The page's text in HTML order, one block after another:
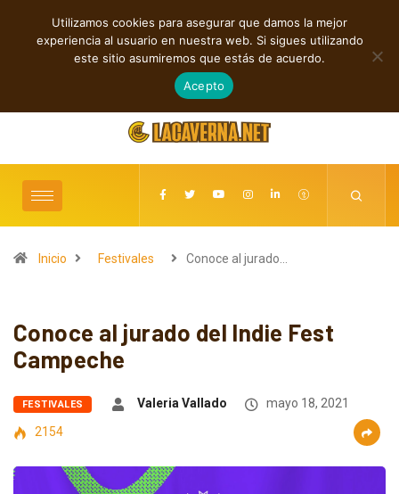
TENDENCIAS
Baldy Crawler cuestiona el odio y la guerra en
entre folk, rock y pop
agosto 8, 2026
Inicio Festivales Conoce al jurado…
Conoce al jurado del Indie Fest
Campeche
FESTIVALES Valeria Vallado
mayo 18, 2021
2154
Utilizamos cookies para asegurar que damos la mejor
experiencia al usuario en nuestra web. Si sigues utilizando
este sitio asumiremos que estás de acuerdo.
Acepto